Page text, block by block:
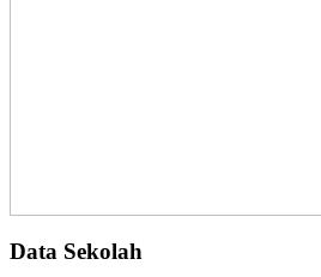
Data Sekolah